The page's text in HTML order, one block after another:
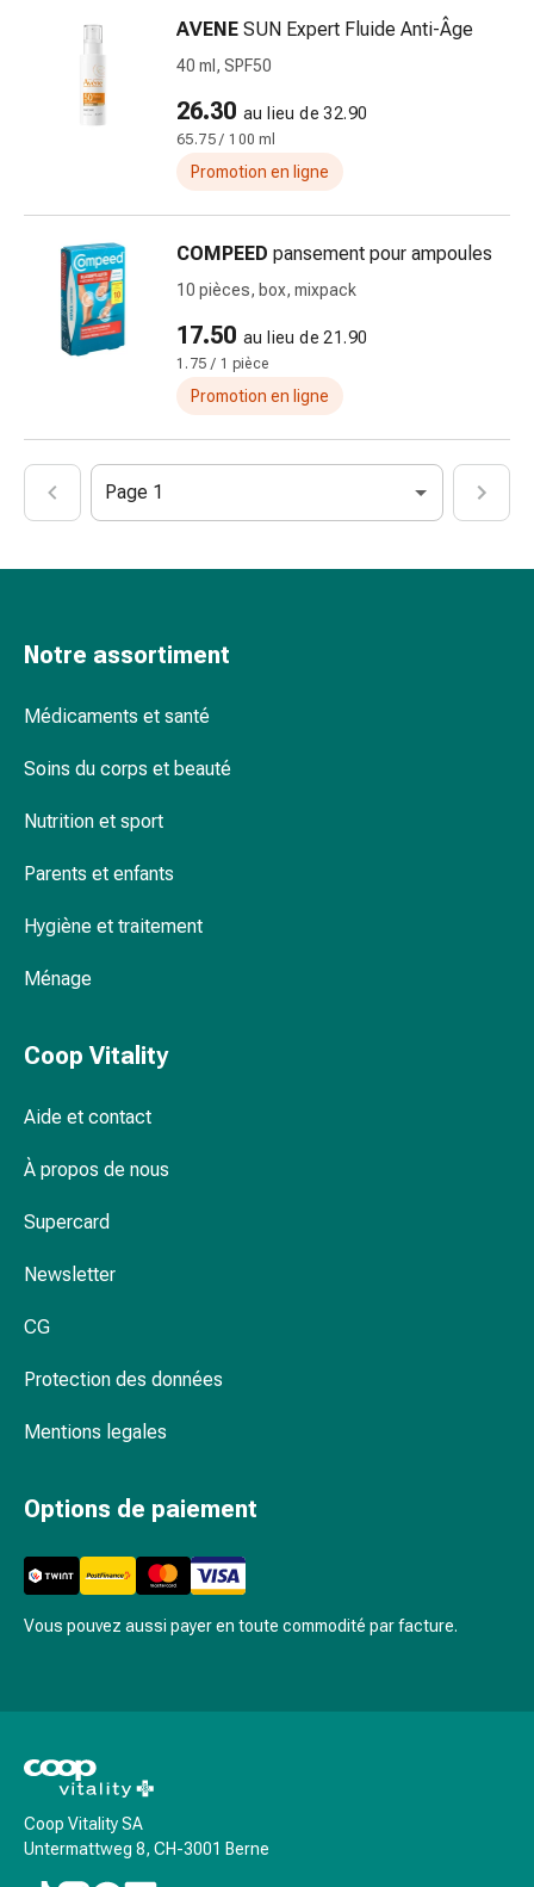
reins
vessie
Douleurs
et
fièvre
Maux
migraines
Douleurs
musculaires
et
articulaires
douleur
Réchauffer
et
sommeil
Sautes
Troubles
(Ronflement)
Voies
Médicaments
le
neurologiques
de
Métabolisme
Ostéoporose
Immunosuppresseurs
Protection
contre
moustiques
AVENE SUN Expert Fluide Anti-Âge
40 ml, SPF50
26.30 au lieu de 32.90
65.75 / 100 ml
Promotion en ligne
COMPEED pansement pour ampoules
10 pièces, box, mixpack
17.50 au lieu de 21.90
1.75 / 1 pièce
Promotion en ligne
Page 1
Notre assortiment
Médicaments et santé
Soins du corps et beauté
Nutrition et sport
Parents et enfants
Hygiène et traitement
Ménage
Coop Vitality
Aide et contact
À propos de nous
Supercard
Newsletter
CG
Protection des données
Mentions legales
Options de paiement
Vous pouvez aussi payer en toute commodité par facture.
Coop Vitality SA
Untermattweg 8, CH-3001 Berne